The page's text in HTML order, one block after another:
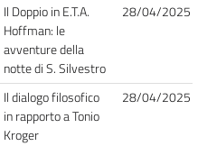
Il Doppio in E.T.A.
Hoffman: le
avventure della
notte di S. Silvestro
28/04/2025
Il dialogo filosofico
in rapporto a Tonio
Kroger
28/04/2025